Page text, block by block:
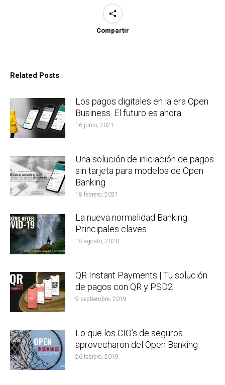
Compartir
Related Posts
Los pagos digitales en la era Open
Business. El futuro es ahora.
16 junio, 2021
Una solución de iniciación de pagos
sin tarjeta para modelos de Open
Banking
18 febrero, 2021
La nueva normalidad Banking.
Principales claves.
18 agosto, 2020
QR Instant Payments | Tu solución
de pagos con QR y PSD2
9 septiembre, 2019
Lo que los CIO’s de seguros
aprovecharon del Open Banking
26 febrero, 2019